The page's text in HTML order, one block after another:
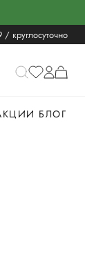
/ круглосуточно
БЛОГ